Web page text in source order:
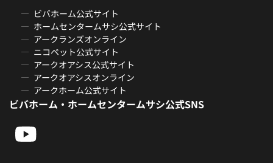
ビバホーム公式サイト
ホームセンタームサシ公式サイト
アークランズオンライン
ニコペット公式サイト
アークオアシス公式サイト
アークオアシスオンライン
アークホーム公式サイト
ビバホーム・ホームセンタームサシ公式SNS